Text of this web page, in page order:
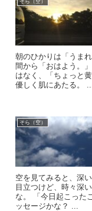
そら（空）
朝のひかりは「うま
間から「おはよう。
はなく、「ちょっと
優しく肌にあたる。
そら（空）
空を見てみると、深
目立つけど、時々深
な。 「今日起こった
ッセージかな？ ...